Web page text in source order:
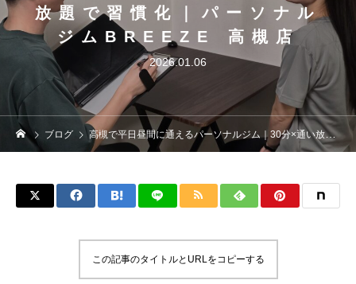
放題で習慣化｜パーソナル
ジムBREEZE 高槻店
2026.01.06
ブログ 高槻で平日昼間に通えるパーソナルジム｜30分×通い放題で習慣化｜パーソナルジムBREEZE 高槻店
この記事のタイトルとURLをコピーする